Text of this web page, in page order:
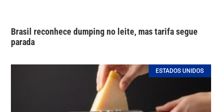
Brasil reconhece dumping no leite, mas tarifa segue
parada
ESTADOS UNIDOS